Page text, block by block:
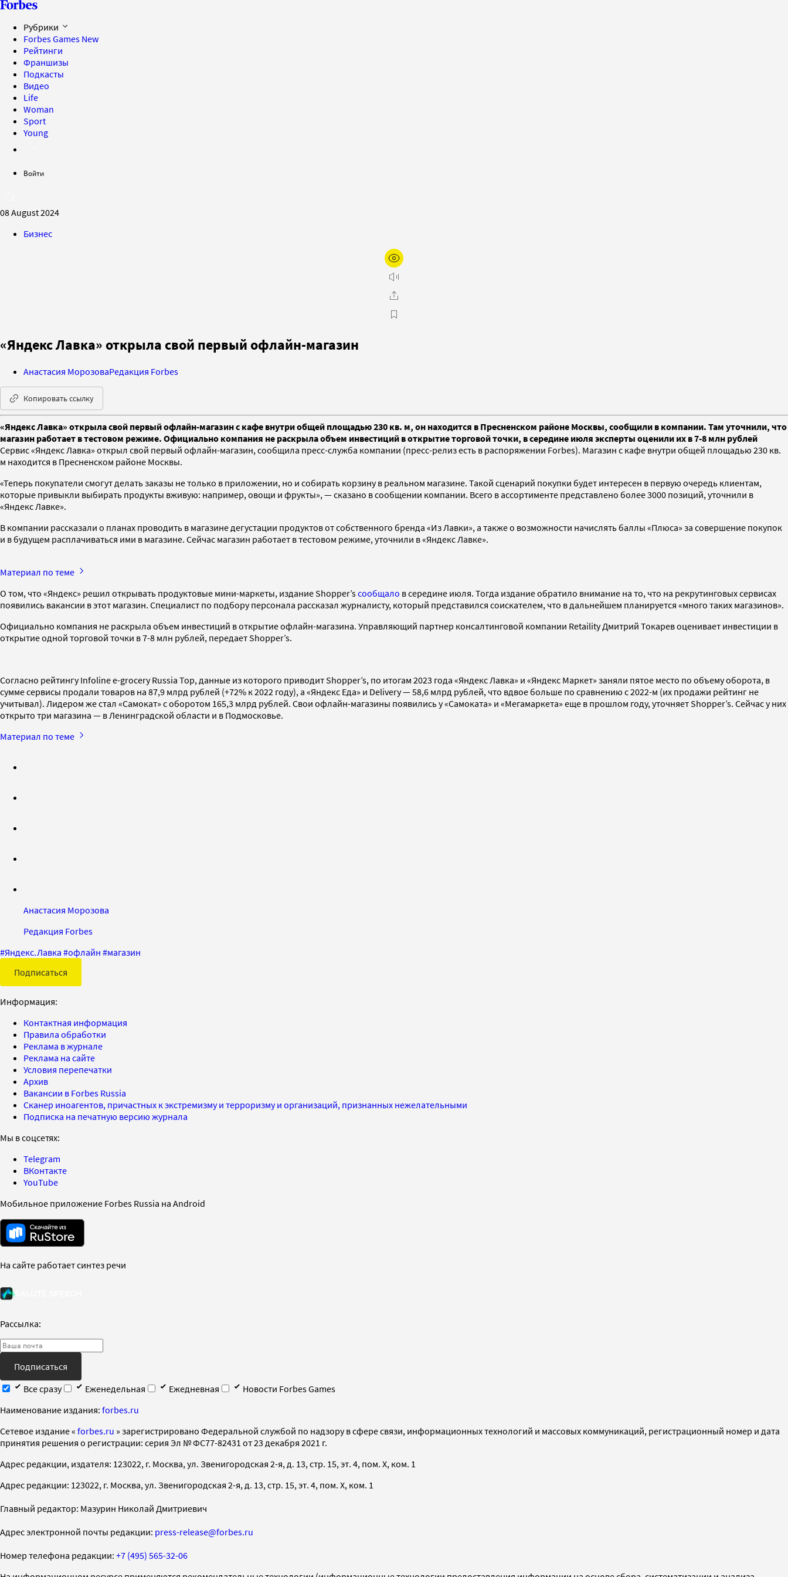
Рубрики
Forbes Games New
Рейтинги
Франшизы
Подкасты
Видео
Life
Woman
Sport
Young
Войти
08 August 2024
Бизнес
«Яндекс Лавка» открыла свой первый офлайн-магазин
Анастасия МорозоваРедакция Forbes
Копировать ссылку
«Яндекс Лавка» открыла свой первый офлайн-магазин с кафе внутри общей площадью 230 кв. м, он находится в Пресненском районе Москвы, сообщили в компании. Там уточнили, что
магазин работает в тестовом режиме. Официально компания не раскрыла объем инвестиций в открытие торговой точки, в середине июля эксперты оценили их в 7-8 млн рублей
Сервис «Яндекс Лавка» открыл свой первый офлайн-магазин, сообщила пресс-служба компании (пресс-релиз есть в распоряжении Forbes). Магазин с кафе внутри общей площадью 230 кв.
м находится в Пресненском районе Москвы.
«Теперь покупатели смогут делать заказы не только в приложении, но и собирать корзину в реальном магазине. Такой сценарий покупки будет интересен в первую очередь клиентам,
которые привыкли выбирать продукты вживую: например, овощи и фрукты», — сказано в сообщении компании. Всего в ассортименте представлено более 3000 позиций, уточнили в
«Яндекс Лавке».
В компании рассказали о планах проводить в магазине дегустации продуктов от собственного бренда «Из Лавки», а также о возможности начислять баллы «Плюса» за совершение покупок
и в будущем расплачиваться ими в магазине. Сейчас магазин работает в тестовом режиме, уточнили в «Яндекс Лавке».
Материал по теме
О том, что «Яндекс» решил открывать продуктовые мини-маркеты, издание Shopper’sсообщало в середине июля. Тогда издание обратило внимание на то, что на рекрутинговых сервисах
появились вакансии в этот магазин. Специалист по подбору персонала рассказал журналисту, который представился соискателем, что в дальнейшем планируется «много таких магазинов».
Официально компания не раскрыла объем инвестиций в открытие офлайн-магазина. Управляющий партнер консалтинговой компании Retaility Дмитрий Токарев оценивает инвестиции в
открытие одной торговой точки в 7-8 млн рублей, передает Shopper’s.
Согласно рейтингу Infoline e-grocery Russia Top, данные из которого приводит Shopper’s, по итогам 2023 года «Яндекс Лавка» и «Яндекс Маркет» заняли пятое место по объему оборота, в
сумме сервисы продали товаров на 87,9 млрд рублей (+72% к 2022 году), а «Яндекс Еда» и Delivery — 58,6 млрд рублей, что вдвое больше по сравнению с 2022-м (их продажи рейтинг не
учитывал). Лидером же стал «Самокат» с оборотом 165,3 млрд рублей. Свои офлайн-магазины появились у «Самоката» и «Мегамаркета» еще в прошлом году, уточняет Shopper’s. Сейчас у них
открыто три магазина — в Ленинградской области и в Подмосковье.
Материал по теме
Анастасия Морозова
Редакция Forbes
#Яндекс.Лавка #офлайн #магазин
Подписаться
Информация:
Контактная информация
Правила обработки
Реклама в журнале
Реклама на сайте
Условия перепечатки
Архив
Вакансии в Forbes Russia
Сканер иноагентов, причастных к экстремизму и терроризму и организаций, признанных нежелательными
Подписка на печатную версию журнала
Мы в соцсетях:
Telegram
ВКонтакте
YouTube
Мобильное приложение Forbes Russia на Android
На сайте работает синтез речи
Рассылка:
Подписаться
Все сразу
Еженедельная Ежедневная
Новости Forbes Games
Наименование издания: forbes.ru
Cетевое издание « forbes.ru » зарегистрировано Федеральной службой по надзору в сфере связи, информационных технологий и массовых коммуникаций, регистрационный номер и дата
принятия решения о регистрации: серия Эл № ФС77-82431 от 23 декабря 2021 г.
Адрес редакции, издателя: 123022, г. Москва, ул. Звенигородская 2-я, д. 13, стр. 15, эт. 4, пом. X, ком. 1
Адрес редакции: 123022, г. Москва, ул. Звенигородская 2-я, д. 13, стр. 15, эт. 4, пом. X, ком. 1
Главный редактор: Мазурин Николай Дмитриевич
Адрес электронной почты редакции: press-release@forbes.ru
Номер телефона редакции: +7 (495) 565-32-06